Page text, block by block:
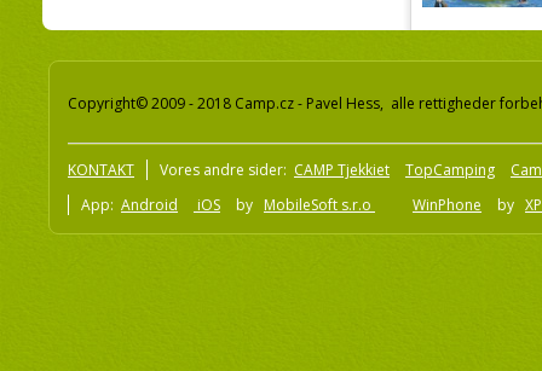
Copyright© 2009 - 2018 Camp.cz - Pavel Hess, alle rettigheder
KONTAKT Vores andre sider: CAMP Tjekkiet TopCamping
App: Android iOS by MobileSoft s.r.o WinPhone by